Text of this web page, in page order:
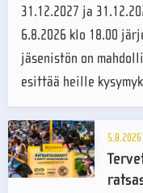
31.12.2027 ja
6.8.2026 klo 18.00
jäsenistön on
esittää heille
5.8.2026